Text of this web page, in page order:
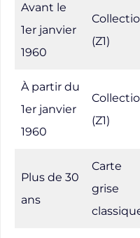
Avant le
1er janvier
1960
(Z1)
À partir du
1er janvier
1960
(Z1)
Plus de 30
ans
Carte
grise